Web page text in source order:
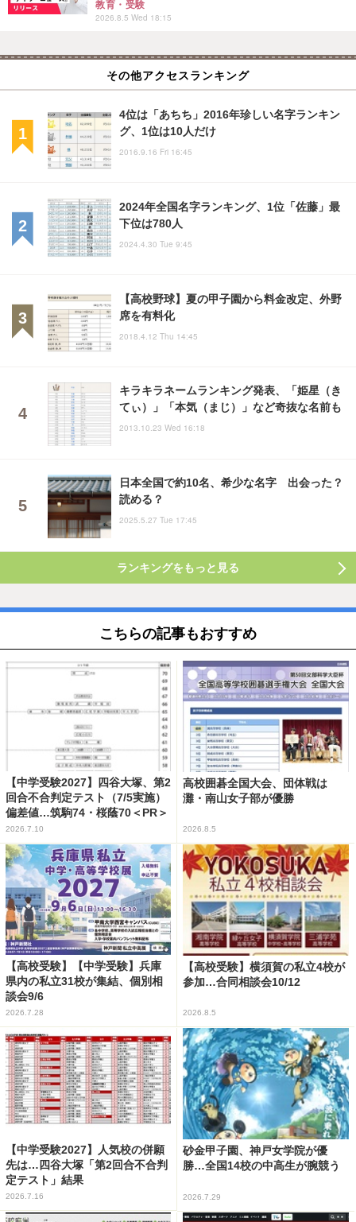
教育・受験
2026.8.5 Wed 18:15
その他アクセスランキング
4位は「あちち」2016年珍しい名字ランキン
グ、1位は10人だけ
2016.9.16 Fri 16:45
2024年全国名字ランキング、1位「佐藤」最
下位は780人
2024.4.30 Tue 9:45
【高校野球】夏の甲子園から料金改定、外野
席を有料化
2018.4.12 Thu 14:45
キラキラネームランキング発表、「姫星（き
てぃ）」「本気（まじ）」など奇抜な名前も
2013.10.23 Wed 16:18
日本全国で約10名、希少な名字 出会った？
読める？
2025.5.27 Tue 17:45
ランキングをもっと見る
こちらの記事もおすすめ
【中学受験2027】四谷大塚、第2
回合不合判定テスト（7/5実施）
偏差値…筑駒74・桜蔭70＜PR＞
2026.7.10
高校囲碁全国大会、団体戦は
灘・南山女子部が優勝
2026.8.5
【高校受験】【中学受験】兵庫
県内の私立31校が集結、個別相
談会9/6
2026.7.28
【高校受験】横須賀の私立4校が
参加…合同相談会10/12
2026.8.5
【中学受験2027】人気校の併願
先は…四谷大塚「第2回合不合判
定テスト」結果
2026.7.16
砂金甲子園、神戸女学院が優
勝…全国14校の中高生が腕競う
2026.7.29